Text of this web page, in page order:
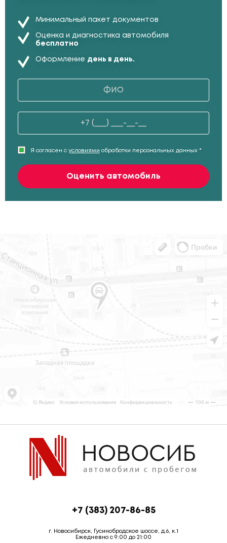
Минимальный пакет документов
Оценка и диагностика автомобиля
бесплатно
Оформление день в день.
Я согласен с условиями обработки персональных данных *
Оценить автомобиль
+7 (383) 207-86-85
г. Новосибирск, Гусинобродское шоссе, д.6, к.1
Ежедневно с 9:00 до 21:00